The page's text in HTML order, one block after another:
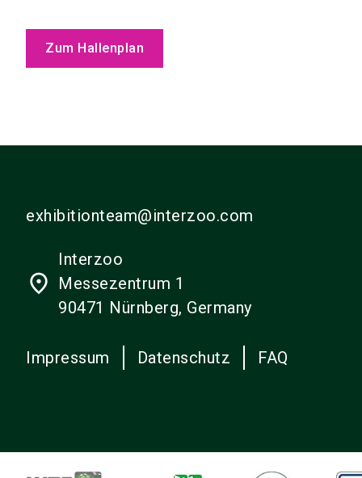
Zum Hallenplan
exhibitionteam@interzoo.com
place
Interzoo
Messezentrum 1
90471 Nürnberg, Germany
Impressum Datenschutz FAQ